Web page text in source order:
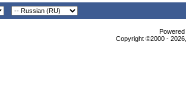
Copyright ©2000 -